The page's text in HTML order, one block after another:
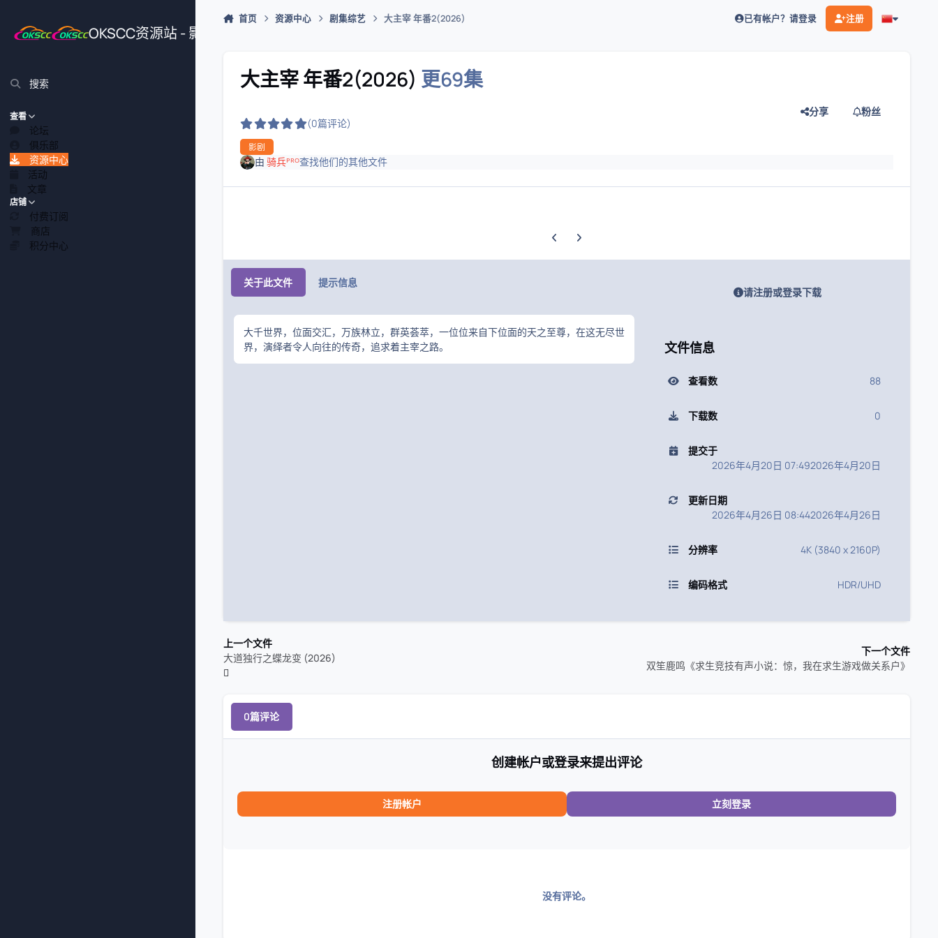
OKSCC资源站 - 影视、游戏、源码插件综合下载平台
搜索
查看
论坛
俱乐部
资源中心
活动
文章
店铺
付费订阅
商店
积分中心
首页 资源中心 剧集综艺 大主宰 年番2(2026) 已有帐户？请登录 注册
大主宰 年番2(2026) 更69集
(0篇评论)
影剧
分享 粉丝
由 骑兵ᴾᴿᴼ查找他们的其他文件
上一张轮播幻灯片
下一张轮播幻灯片
关于此文件 提示信息
大千世界，位面交汇，万族林立，群英荟萃，一位位来自下位面的天之至尊，在这无尽世
界，演绎者令人向往的传奇，追求着主宰之路。
请注册或登录下载
文件信息
查看数 88
下载数 0
提交于
2026年4月20日 07:492026年4月20日
更新日期
2026年4月26日 08:442026年4月26日
分辨率 4K (3840 x 2160P)
编码格式 HDR/UHD
上一个文件
大道独行之蝶龙变 (2026)
下一个文件
双笙鹿鸣《求生竞技有声小说：惊，我在求生游戏做关系户》
0篇评论
创建帐户或登录来提出评论
注册帐户 立刻登录
没有评论。